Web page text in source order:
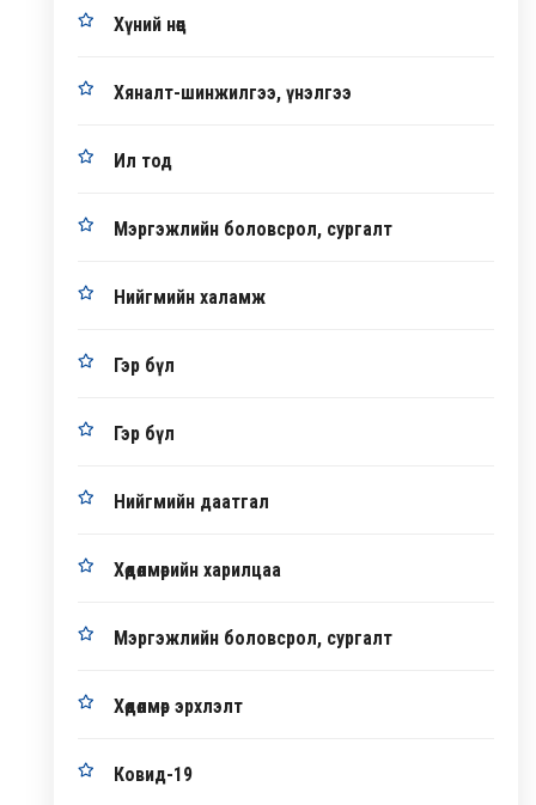
Хүний нөөц
Хяналт-шинжилгээ, үнэлгээ
Ил тод
Мэргэжлийн боловсрол, сургалт
Нийгмийн халамж
Гэр бүл
Гэр бүл
Нийгмийн даатгал
Хөдөлмөрийн харилцаа
Мэргэжлийн боловсрол, сургалт
Хөдөлмөр эрхлэлт
Ковид-19